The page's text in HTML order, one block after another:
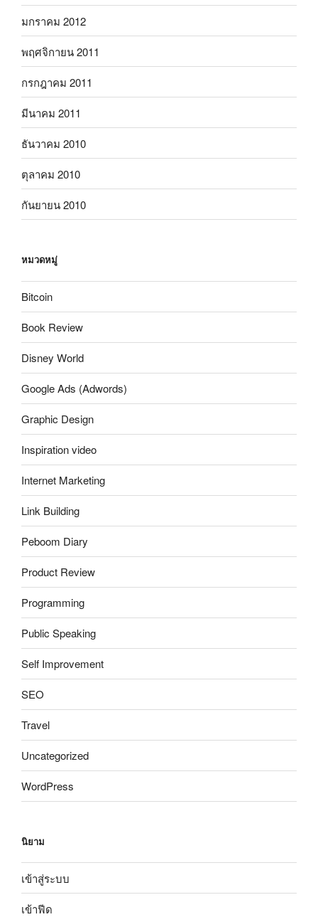
มกราคม 2012
พฤศจิกายน 2011
กรกฎาคม 2011
มีนาคม 2011
ธันวาคม 2010
ตุลาคม 2010
กันยายน 2010
หมวดหมู่
Bitcoin
Book Review
Disney World
Google Ads (Adwords)
Graphic Design
Inspiration video
Internet Marketing
Link Building
Peboom Diary
Product Review
Programming
Public Speaking
Self Improvement
SEO
Travel
Uncategorized
WordPress
นิยาม
เข้าสู่ระบบ
เข้าฟีด